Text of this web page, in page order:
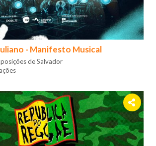
- Manifesto Musical
de Salvador